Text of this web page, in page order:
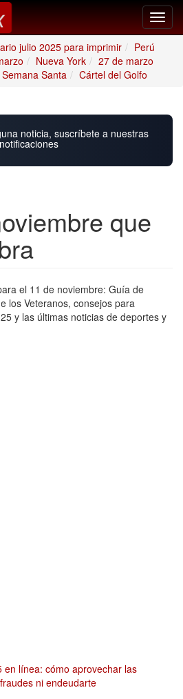
julio 2025 para imprimir
Perú
Nueva York
27 de marzo
Semana Santa Cártel del Golfo
noticia, suscríbete a nuestras
notificaciones
que
el 11 de noviembre: Guía de
los Veteranos, consejos para
y las últimas noticias de deportes y